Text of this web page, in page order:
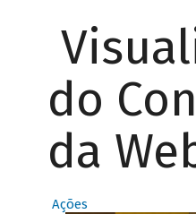
do
da
Ações